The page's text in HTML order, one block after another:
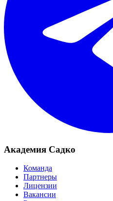
Академия Садко
Команда
Партнеры
Лицензии
Вакансии